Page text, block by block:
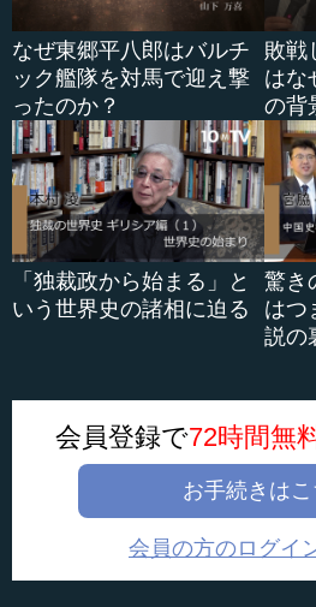
なぜ東郷平八郎はバルチ
ック艦隊を対馬で迎え撃
ったのか？
敗戦
はな
の背
「独裁政から始まる」と
いう世界史の諸相に迫る
驚き
はつ
説の
会員登録で72時間無
お手続きはこ
会員の方のログイ